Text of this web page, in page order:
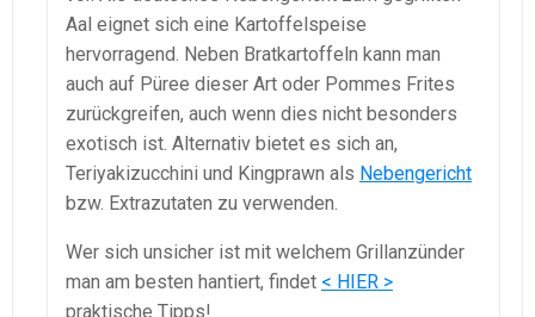
Aal eignet sich eine Kartoffelspeise
hervorragend. Neben Bratkartoffeln kann man
auch auf Püree dieser Art oder Pommes Frites
zurückgreifen, auch wenn dies nicht besonders
exotisch ist. Alternativ bietet es sich an,
Teriyakizucchini und Kingprawn als Nebengericht
bzw. Extrazutaten zu verwenden.
Wer sich unsicher ist mit welchem Grillanzünder
man am besten hantiert, findet < HIER >
praktische Tipps!